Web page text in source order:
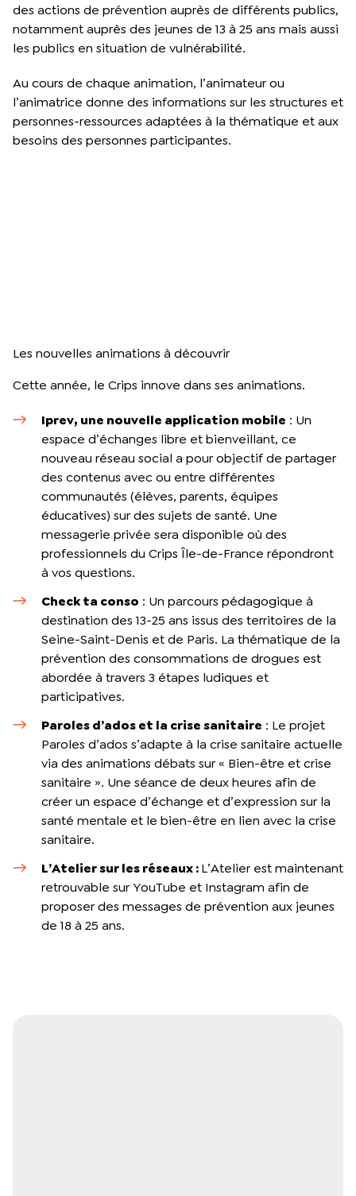
des actions de prévention auprès de différents publics,
notamment auprès des jeunes de 13 à 25 ans mais aussi
les publics en situation de vulnérabilité.
Au cours de chaque animation, l’animateur ou
l’animatrice donne des informations sur les structures et
personnes-ressources adaptées à la thématique et aux
besoins des personnes participantes.
Les nouvelles animations à découvrir
Cette année, le Crips innove dans ses animations.
Iprev, une nouvelle application mobile : Un
espace d’échanges libre et bienveillant, ce
nouveau réseau social a pour objectif de partager
des contenus avec ou entre différentes
communautés (élèves, parents, équipes
éducatives) sur des sujets de santé. Une
messagerie privée sera disponible où des
professionnels du Crips Île-de-France répondront
à vos questions.
Check ta conso : Un parcours pédagogique à
destination des 13-25 ans issus des territoires de la
Seine-Saint-Denis et de Paris. La thématique de la
prévention des consommations de drogues est
abordée à travers 3 étapes ludiques et
participatives.
Paroles d’ados et la crise sanitaire : Le projet
Paroles d’ados s’adapte à la crise sanitaire actuelle
via des animations débats sur « Bien-être et crise
sanitaire ». Une séance de deux heures afin de
créer un espace d’échange et d’expression sur la
santé mentale et le bien-être en lien avec la crise
sanitaire.
L’Atelier sur les réseaux :L’Atelier est maintenant
retrouvable sur YouTube et Instagram afin de
proposer des messages de prévention aux jeunes
de 18 à 25 ans.